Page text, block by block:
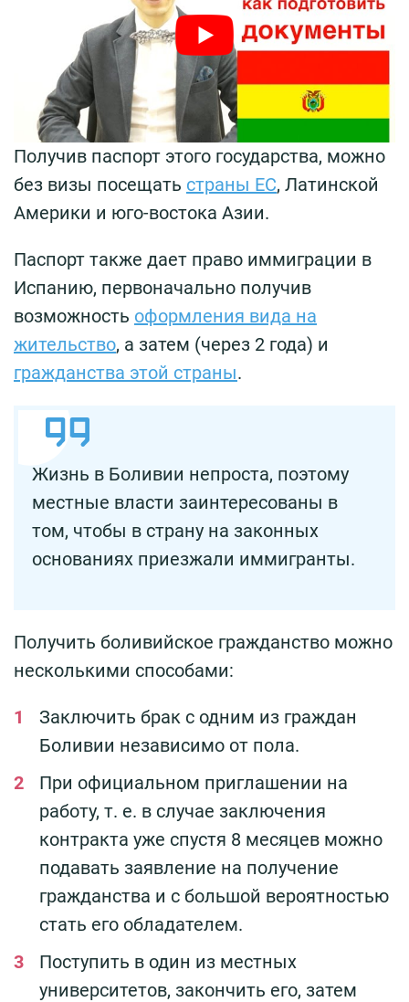
Получив паспорт этого государства, можно
без визы посещать страны ЕС, Латинской
Америки и юго-востока Азии.
Паспорт также дает право иммиграции в
Испанию, первоначально получив
возможность оформления вида на
жительство, а затем (через 2 года) и
гражданства этой страны.
Жизнь в Боливии непроста, поэтому
местные власти заинтересованы в
том, чтобы в страну на законных
основаниях приезжали иммигранты.
Получить боливийское гражданство можно
несколькими способами:
Заключить брак с одним из граждан
Боливии независимо от пола.
При официальном приглашении на
работу, т. е. в случае заключения
контракта уже спустя 8 месяцев можно
подавать заявление на получение
гражданства и с большой вероятностью
стать его обладателем.
Поступить в один из местных
университетов, закончить его, затем